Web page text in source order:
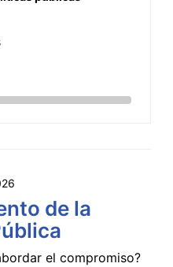
de la
el compromiso?